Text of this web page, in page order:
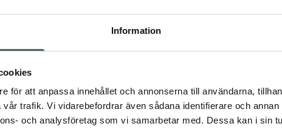
Information
för att anpassa innehållet och annonserna till användarna,
trafik. Vi vidarebefordrar även sådana identifierare och
och analysföretag som vi samarbetar med. Dessa kan i sin
långtidsanvändning
hörselgången
frekvent användning
membranet som
tvål, gel Produkten
egenskaper.
för att bedöva